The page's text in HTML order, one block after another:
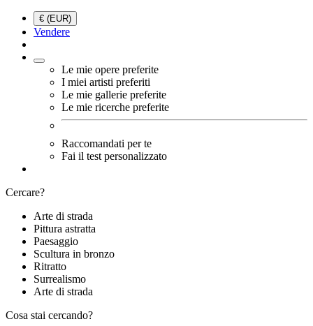
€ (EUR)
Vendere
Le mie opere preferite
I miei artisti preferiti
Le mie gallerie preferite
Le mie ricerche preferite
Raccomandati per te
Fai il test personalizzato
Cercare?
Arte di strada
Pittura astratta
Paesaggio
Scultura in bronzo
Ritratto
Surrealismo
Arte di strada
Cosa stai cercando?